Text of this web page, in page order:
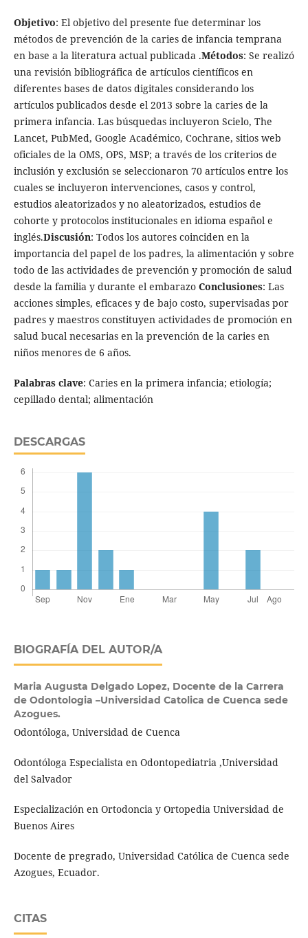
Objetivo: El objetivo del presente fue determinar los
métodos de prevención de la caries de infancia temprana
en base a la literatura actual publicada .Métodos: Se realizó
una revisión bibliográfica de artículos científicos en
diferentes bases de datos digitales considerando los
artículos publicados desde el 2013 sobre la caries de la
primera infancia. Las búsquedas incluyeron Scielo, The
Lancet, PubMed, Google Académico, Cochrane, sitios web
oficiales de la OMS, OPS, MSP; a través de los criterios de
inclusión y exclusión se seleccionaron 70 artículos entre los
cuales se incluyeron intervenciones, casos y control,
estudios aleatorizados y no aleatorizados, estudios de
cohorte y protocolos institucionales en idioma español e
inglés.Discusión: Todos los autores coinciden en la
importancia del papel de los padres, la alimentación y sobre
todo de las actividades de prevención y promoción de salud
desde la familia y durante el embarazo Conclusiones: Las
acciones simples, eficaces y de bajo costo, supervisadas por
padres y maestros constituyen actividades de promoción en
salud bucal necesarias en la prevención de la caries en
niños menores de 6 años.
Palabras clave: Caries en la primera infancia; etiología;
cepillado dental; alimentación
DESCARGAS
BIOGRAFÍA DEL AUTOR/A
Maria Augusta Delgado Lopez, Docente de la Carrera
de Odontologia –Universidad Catolica de Cuenca sede
Azogues.
Odontóloga, Universidad de Cuenca
Odontóloga Especialista en Odontopediatria ,Universidad
del Salvador
Especialización en Ortodoncia y Ortopedia Universidad de
Buenos Aires
Docente de pregrado, Universidad Católica de Cuenca sede
Azogues, Ecuador.
CITAS